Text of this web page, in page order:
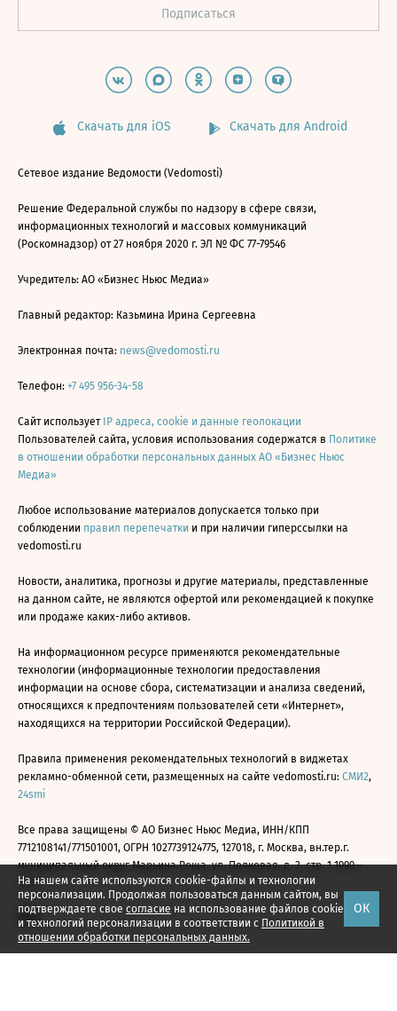
На нашем сайте используются cookie-файлы и технологии
персонализации. Продолжая пользоваться данным сайтом, вы
подтверждаете свое согласие на использование файлов cookie
и технологий персонализации в соответствии с Политикой в
отношении обработки персональных данных.
ОК
Скачать для iOS Скачать для Android
Сетевое издание Ведомости (Vedomosti)
Решение Федеральной службы по надзору в сфере связи,
информационных технологий и массовых коммуникаций
(Роскомнадзор) от 27 ноября 2020 г. ЭЛ № ФС 77-79546
Учредитель: АО «Бизнес Ньюс Медиа»
Главный редактор: Казьмина Ирина Сергеевна
Электронная почта: news@vedomosti.ru
Телефон: +7 495 956-34-58
Сайт использует IP адреса, cookie и данные геолокации
Пользователей сайта, условия использования содержатся в Политике
в отношении обработки персональных данных АО «Бизнес Ньюс
Медиа»
Любое использование материалов допускается только при
соблюдении правил перепечатки и при наличии гиперссылки на
vedomosti.ru
Новости, аналитика, прогнозы и другие материалы, представленные
на данном сайте, не являются офертой или рекомендацией к покупке
или продаже каких-либо активов.
На информационном ресурсе применяются рекомендательные
технологии (информационные технологии предоставления
информации на основе сбора, систематизации и анализа сведений,
относящихся к предпочтениям пользователей сети «Интернет»,
находящихся на территории Российской Федерации).
Правила применения рекомендательных технологий в виджетах
рекламно-обменной сети, размещенных на сайте vedomosti.ru: СМИ2,
24smi
Все права защищены © АО Бизнес Ньюс Медиа, ИНН/КПП
7712108141/771501001, ОГРН 1027739124775, 127018, г. Москва, вн.тер.г.
муниципальный округ Марьина Роща, ул. Полковая, д. 3, стр. 1 1999—
2026